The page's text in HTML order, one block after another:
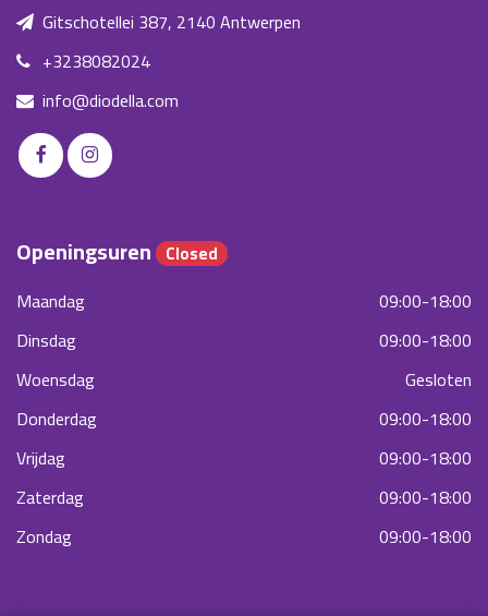
Gitschotellei 387, 2140 Antwerpen
+3238082024
info@diodella.com
Openingsuren Closed
Maandag
09:00-18:00
Dinsdag
09:00-18:00
Woensdag
Gesloten
Donderdag
09:00-18:00
Vrijdag
09:00-18:00
Zaterdag
09:00-18:00
Zondag
09:00-18:00